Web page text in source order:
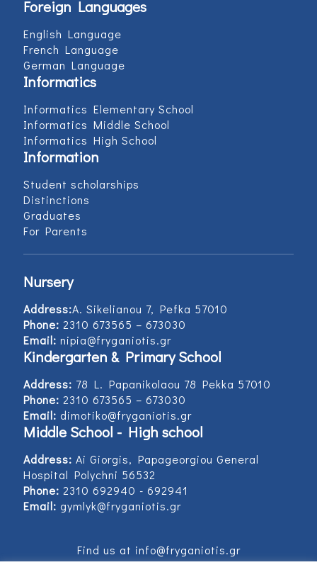
Foreign Languages
English Language
French Language
German Language
Informatics
Informatics Elementary School
Informatics Middle School
Informatics High School
Information
Student scholarships
Distinctions
Graduates
For Parents
Nursery
Address:Α. Sikelianou 7, Pefka 57010
Phone: 2310 673565 – 673030
Email: nipia@fryganiotis.gr
Kindergarten & Primary School
Address: 78 L. Papanikolaou 78 Pekka 57010
Phone: 2310 673565 – 673030
Email: dimotiko@fryganiotis.gr
Middle School - High school
Address: Ai Giorgis, Papageorgiou General
Hospital Polychni 56532
Phone: 2310 692940 - 692941
Email: gymlyk@fryganiotis.gr
Find us at info@fryganiotis.gr